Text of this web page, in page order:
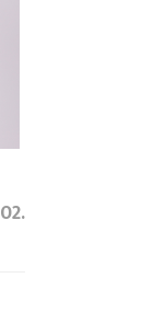
02.